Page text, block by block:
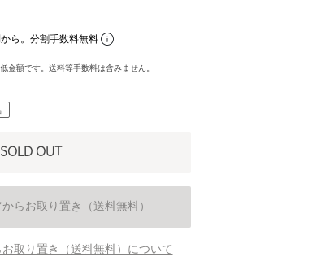
から。分割手数料無料
金額です。送料等手数料は含みません。
SOLD OUT
らお取り置き（送料無料）
取り置き（送料無料）について